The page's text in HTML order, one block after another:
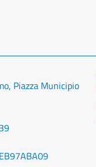
Piazza Municipio